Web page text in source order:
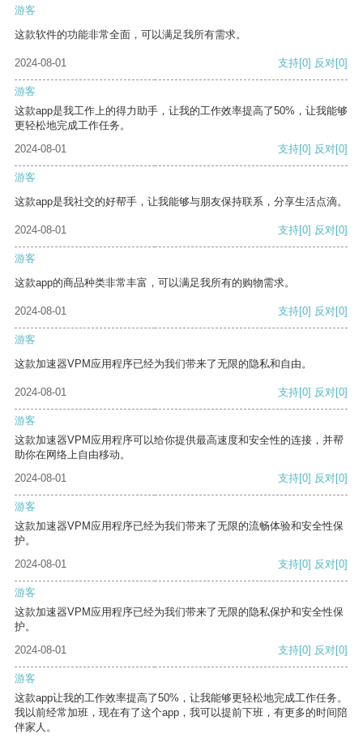
游客
这款软件的功能非常全面，可以满足我所有需求。
2024-08-01 支持[0] 反对[0]
游客
这款app是我工作上的得力助手，让我的工作效率提高了50%，让我能够
更轻松地完成工作任务。
2024-08-01
支持[0] 反对[0]
游客
这款app是我社交的好帮手，让我能够与朋友保持联系，分享生活点滴。
2024-08-01 支持[0] 反对[0]
游客
这款app的商品种类非常丰富，可以满足我所有的购物需求。
2024-08-01 支持[0] 反对[0]
游客
这款加速器VPM应用程序已经为我们带来了无限的隐私和自由。
2024-08-01 支持[0] 反对[0]
游客
这款加速器VPM应用程序可以给你提供最高速度和安全性的连接，并帮
助你在网络上自由移动。
2024-08-01
支持[0] 反对[0]
游客
这款加速器VPM应用程序已经为我们带来了无限的流畅体验和安全性保
护。
2024-08-01
支持[0] 反对[0]
游客
这款加速器VPM应用程序已经为我们带来了无限的隐私保护和安全性保
护。
2024-08-01
支持[0] 反对[0]
游客
这款app让我的工作效率提高了50%，让我能够更轻松地完成工作任务。
我以前经常加班，现在有了这个app，我可以提前下班，有更多的时间陪
伴家人。